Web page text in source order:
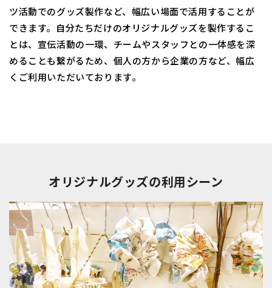
ツ活動でのグッズ製作など、幅広い場面で活用することが
できます。自分たちだけのオリジナルグッズを製作するこ
とは、宣伝活動の一環、チームやスタッフとの一体感を深
めることも繋がるため、個人の方から企業の方など、幅広
くご利用いただいております。
オリジナルグッズの利用シーン